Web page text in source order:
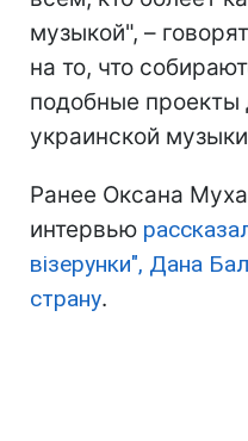
музыкой", –
на то, что
подобные проекты
украинской
Ранее Оксана
интервью
візерунки", Дана
страну.